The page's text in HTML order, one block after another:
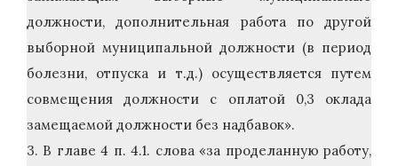
должности, дополнительная работа по другой
выборной муниципальной должности (в период
болезни, отпуска и т.д.) осуществляется путем
совмещения должности с оплатой 0,3 оклада
замещаемой должности без надбавок».
3. В главе 4 п. 4.1. слова «за проделанную работу,